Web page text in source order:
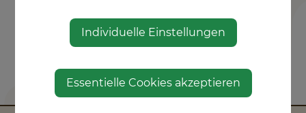
⇐ zurück
Individuelle Einstellungen
Essentielle Cookies akzeptieren